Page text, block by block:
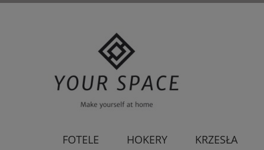
FOTELE HOKERY
KRZESŁA